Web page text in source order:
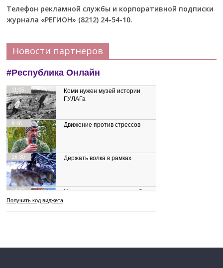
Телефон рекламной службы и корпоративной подписки
журнала «РЕГИОН» (8212) 24-54-10.
Новости партнеров